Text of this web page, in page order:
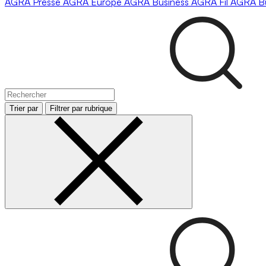
Trier par Filtrer par rubrique